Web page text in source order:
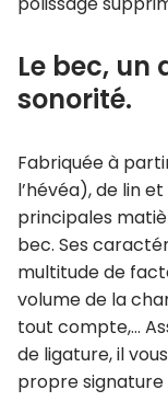
Le bec, un
sonorité.
Fabriquée à
l’hévéa), de lin
principales
bec. Ses
multitude de
volume de la
tout compte,…
de ligature, il
propre signature